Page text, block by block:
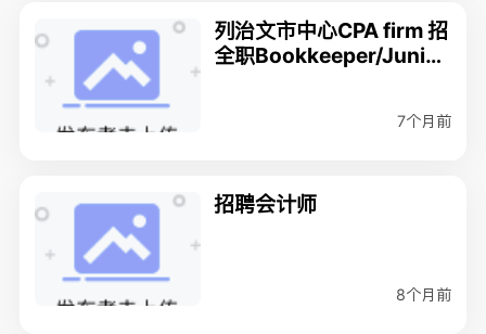
列治文市中心CPA firm 招
全职Bookkeeper/Junior
7个月前
招聘会计师
8个月前